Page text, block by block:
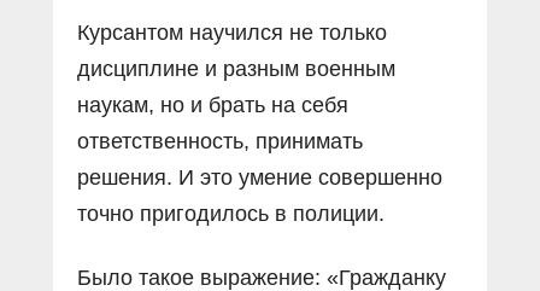
Курсантом научился не только
дисциплине и разным военным
наукам, но и брать на себя
ответственность, принимать
решения. И это умение совершенно
точно пригодилось в полиции.
Было такое выражение: «Гражданку